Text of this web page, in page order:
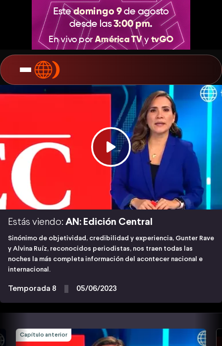
Estás viendo: AN: Edición Central
Sinónimo de objetividad, credibilidad y experiencia, Gunter Rave
y Alvina Ruíz, reconocidos periodistas, nos traen todas las
noches la más completa información del acontecer nacional e
internacional.
Temporada 8 05/06/2023
Capítulo anterior